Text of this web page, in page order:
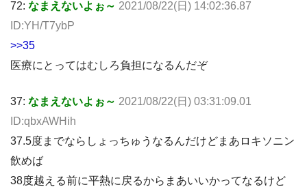
72: なまえないよぉ～ 2021/08/22(日) 14:02:36.87
ID:YH/T7ybP
>>35
医療にとってはむしろ負担になるんだぞ
37: なまえないよぉ～ 2021/08/22(日) 03:31:09.01
ID:qbxAWHih
37.5度までならしょっちゅうなるんだけどまあロキソニン
飲めば
38度越える前に平熱に戻るからまあいいかってなるけど